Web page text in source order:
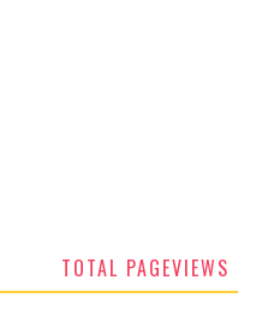
TOTAL PAGEVIEWS